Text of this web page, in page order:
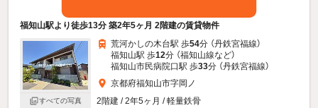
福知山駅より徒歩13分 築2年5ヶ月 2階建の賃貸物件
すべての写真
荒河かしの木台駅 歩54分 （丹鉄宮福線）
福知山駅 歩12分 （福知山線など）
福知山市民病院口駅 歩33分 （丹鉄宮福線）
京都府福知山市字岡ノ
2階建 / 2年5ヶ月 / 軽量鉄骨